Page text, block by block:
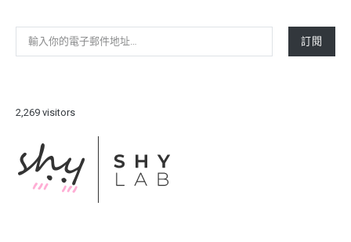
輸入你的電子郵件地址…
訂閱
2,269 visitors